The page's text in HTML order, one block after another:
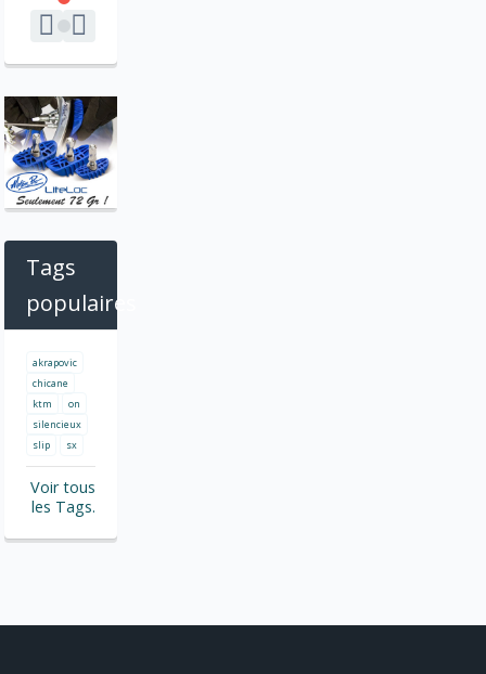
Tags
populaires
akrapovic
chicane
ktm
on
silencieux
slip
sx
Voir tous
les Tags.